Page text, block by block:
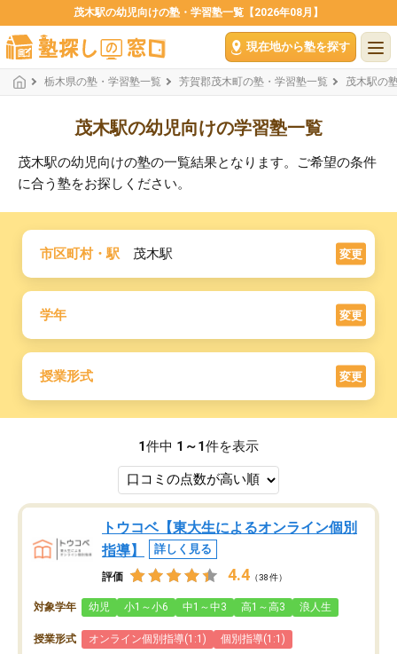
茂木駅の幼児向けの塾・学習塾一覧【2026年08月】
現在地から塾を探す
栃木県の塾・学習塾一覧 芳賀郡茂木町の塾・学習塾一覧 茂木駅の
茂木駅の幼児向けの学習塾一覧
茂木駅の幼児向けの塾の一覧結果となります。ご希望の条件
に合う塾をお探しください。
市区町村・駅 茂木駅 変更
学年 変更
授業形式 変更
1件中 1～1件を表示
トウコベ【東大生によるオンライン個別
指導】
詳しく見る
評価 4.4 （38件）
対象学年 幼児 小1～小6 中1～中3 高1～高3 浪人生
授業形式 オンライン個別指導(1:1) 個別指導(1:1)